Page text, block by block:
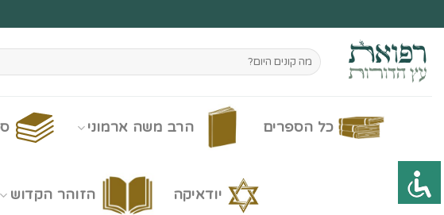
to
content
חיפוש
עבור:
כל הספרים הרב משה ארמוני
יודאיקה הזוהר הקדוש